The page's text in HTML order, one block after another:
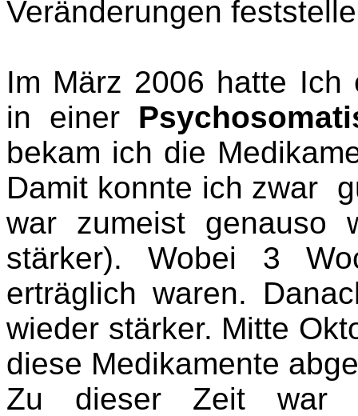
Veränderungen
Im März 2006 hatte
in einer
bekam ich die
Damit konnte ich zwar
war zumeist genauso
stärker). Wobei 3
erträglich waren.
wieder stärker. Mitte
diese Medikamente
Zu dieser Zeit war